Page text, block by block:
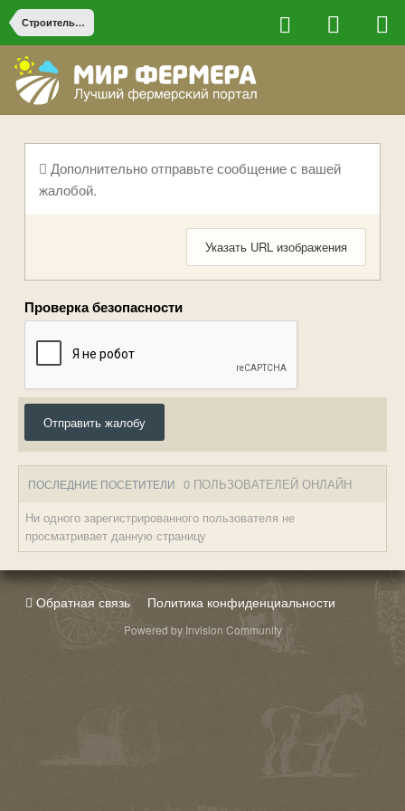
Строительство на ферме
Дополнительно отправьте сообщение с вашей
жалобой.
Указать URL изображения
Проверка безопасности
Отправить жалобу
ПОСЛЕДНИЕ ПОСЕТИТЕЛИ 0 ПОЛЬЗОВАТЕЛЕЙ ОНЛАЙН
Ни одного зарегистрированного пользователя не
просматривает данную страницу
Обратная связь Политика конфиденциальности
Powered by Invision Community